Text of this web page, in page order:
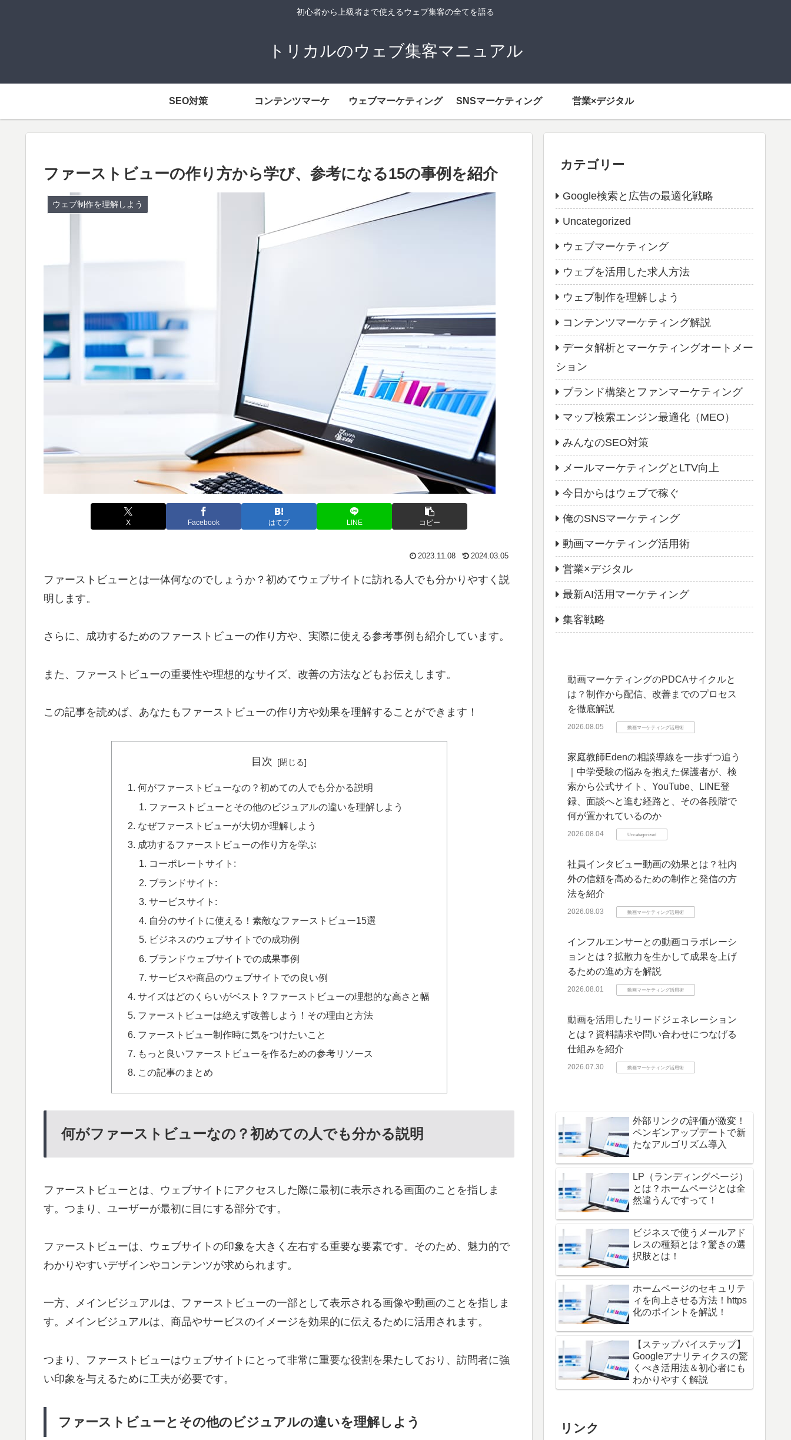
初心者から上級者まで使えるウェブ集客の全てを語る
トリカルのウェブ集客マニュアル
SEO対策 コンテンツマーケ ウェブマーケティング SNSマーケティング 営業×デジタル
ファーストビューの作り方から学び、参考になる15の事例を紹介
ウェブ制作を理解しよう
X Facebook はてブ LINE コピー
2023.11.08 2024.03.05
ファーストビューとは一体何なのでしょうか？初めてウェブサイトに訪れる人でも分かりやすく説
明します。
さらに、成功するためのファーストビューの作り方や、実際に使える参考事例も紹介しています。
また、ファーストビューの重要性や理想的なサイズ、改善の方法などもお伝えします。
この記事を読めば、あなたもファーストビューの作り方や効果を理解することができます！
目次
何がファーストビューなの？初めての人でも分かる説明
ファーストビューとその他のビジュアルの違いを理解しよう
なぜファーストビューが大切か理解しよう
成功するファーストビューの作り方を学ぶ
コーポレートサイト:
ブランドサイト:
サービスサイト:
自分のサイトに使える！素敵なファーストビュー15選
ビジネスのウェブサイトでの成功例
ブランドウェブサイトでの成果事例
サービスや商品のウェブサイトでの良い例
サイズはどのくらいがベスト？ファーストビューの理想的な高さと幅
ファーストビューは絶えず改善しよう！その理由と方法
ファーストビュー制作時に気をつけたいこと
もっと良いファーストビューを作るための参考リソース
この記事のまとめ
何がファーストビューなの？初めての人でも分かる説明
ファーストビューとは、ウェブサイトにアクセスした際に最初に表示される画面のことを指しま
す。つまり、ユーザーが最初に目にする部分です。
ファーストビューは、ウェブサイトの印象を大きく左右する重要な要素です。そのため、魅力的で
わかりやすいデザインやコンテンツが求められます。
一方、メインビジュアルは、ファーストビューの一部として表示される画像や動画のことを指しま
す。メインビジュアルは、商品やサービスのイメージを効果的に伝えるために活用されます。
つまり、ファーストビューはウェブサイトにとって非常に重要な役割を果たしており、訪問者に強
い印象を与えるために工夫が必要です。
ファーストビューとその他のビジュアルの違いを理解しよう
カテゴリー
Google検索と広告の最適化戦略
Uncategorized
ウェブマーケティング
ウェブを活用した求人方法
ウェブ制作を理解しよう
コンテンツマーケティング解説
データ解析とマーケティングオートメー
ション
ブランド構築とファンマーケティング
マップ検索エンジン最適化（MEO）
みんなのSEO対策
メールマーケティングとLTV向上
今日からはウェブで稼ぐ
俺のSNSマーケティング
動画マーケティング活用術
営業×デジタル
最新AI活用マーケティング
集客戦略
動画マーケティングのPDCAサイクルと
は？制作から配信、改善までのプロセス
を徹底解説
2026.08.05 動画マーケティング活用術
家庭教師Edenの相談導線を一歩ずつ追う
｜中学受験の悩みを抱えた保護者が、検
索から公式サイト、YouTube、LINE登
録、面談へと進む経路と、その各段階で
何が置かれているのか
2026.08.04 Uncategorized
社員インタビュー動画の効果とは？社内
外の信頼を高めるための制作と発信の方
法を紹介
2026.08.03 動画マーケティング活用術
インフルエンサーとの動画コラボレーシ
ョンとは？拡散力を生かして成果を上げ
るための進め方を解説
2026.08.01 動画マーケティング活用術
動画を活用したリードジェネレーション
とは？資料請求や問い合わせにつなげる
仕組みを紹介
2026.07.30 動画マーケティング活用術
外部リンクの評価が激変！
ペンギンアップデートで新
たなアルゴリズム導入
LP（ランディングページ）
とは？ホームページとは全
然違うんですって！
ビジネスで使うメールアド
レスの種類とは？驚きの選
択肢とは！
ホームページのセキュリテ
ィを向上させる方法！https
化のポイントを解説！
【ステップバイステップ】
Googleアナリティクスの驚
くべき活用法＆初心者にも
わかりやすく解説
リンク